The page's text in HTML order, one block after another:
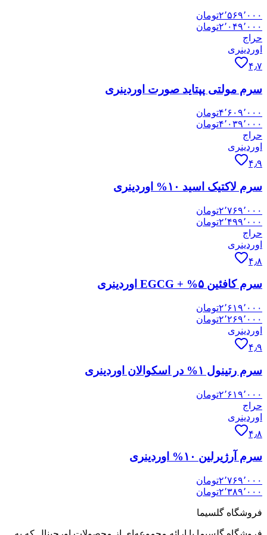
۲٬۵۶۹٬۰۰۰تومان
۲٬۰۴۹٬۰۰۰تومان
حراج
اوردینری
۴٫۷
سرم مولتی پپتاید صورت اوردینری
۴٬۶۰۹٬۰۰۰تومان
۴٬۰۳۹٬۰۰۰تومان
حراج
اوردینری
۴٫۹
سرم لاکتیک اسید ۱۰% اوردینری
۲٬۷۶۹٬۰۰۰تومان
۲٬۴۹۹٬۰۰۰تومان
حراج
اوردینری
۴٫۸
سرم کافئین ۵% + EGCG اوردینری
۲٬۶۱۹٬۰۰۰تومان
۲٬۲۶۹٬۰۰۰تومان
اوردینری
۴٫۹
سرم رتینول ۱% در اسکوالان اوردینری
۲٬۶۱۹٬۰۰۰تومان
حراج
اوردینری
۴٫۸
سرم آرژیرلین ۱۰% اوردینری
۲٬۷۶۹٬۰۰۰تومان
۲٬۳۸۹٬۰۰۰تومان
فروشگاه گلسیما